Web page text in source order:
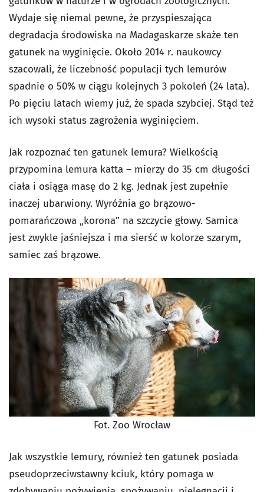
Wydaje się niemal pewne, że przyspieszająca
degradacja środowiska na Madagaskarze skaże ten
gatunek na wyginięcie. Około 2014 r. naukowcy
szacowali, że liczebność populacji tych lemurów
spadnie o 50% w ciągu kolejnych 3 pokoleń (24 lata).
Po pięciu latach wiemy już, że spada szybciej. Stąd też
ich wysoki status zagrożenia wyginięciem.
Jak rozpoznać ten gatunek lemura? Wielkością
przypomina lemura katta – mierzy do 35 cm długości
ciała i osiąga masę do 2 kg. Jednak jest zupełnie
inaczej ubarwiony. Wyróżnia go brązowo-
pomarańczowa „korona” na szczycie głowy. Samica
jest zwykle jaśniejsza i ma sierść w kolorze szarym,
samiec zaś brązowe.
Fot. Zoo Wrocław
Jak wszystkie lemury, również ten gatunek posiada
pseudoprzeciwstawny kciuk, który pomaga w